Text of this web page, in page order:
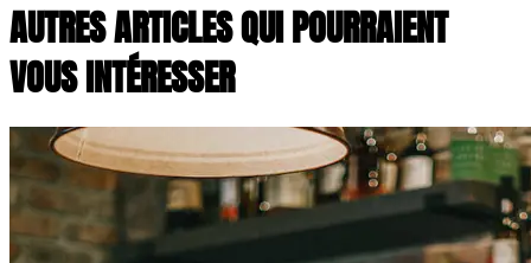
AUTRES ARTICLES QUI POURRAIENT
VOUS INTÉRESSER